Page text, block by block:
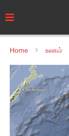
Home உலகம்